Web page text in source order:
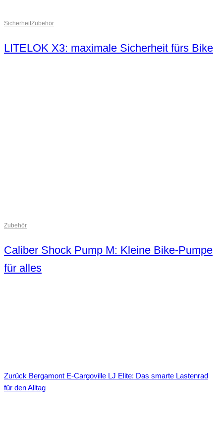
SicherheitZubehör
LITELOK X3: maximale Sicherheit fürs Bike
Zubehör
Caliber Shock Pump M: Kleine Bike-Pumpe
für alles
Zurück Bergamont E-Cargoville LJ Elite: Das smarte Lastenrad
für den Alltag